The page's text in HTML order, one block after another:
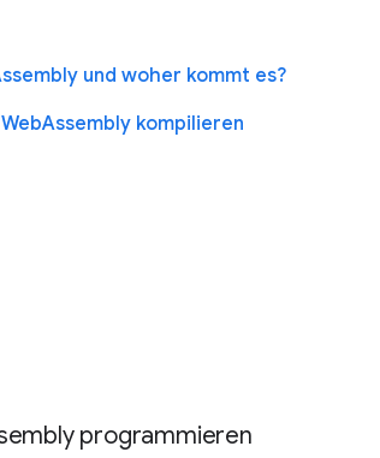
und woher kommt es?
kompilieren
programmieren